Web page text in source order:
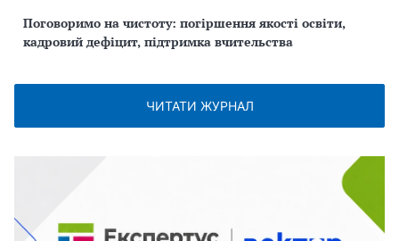
Поговоримо на чистоту: погіршення якості освіти,
кадровий дефіцит, підтримка вчительства
ЧИТАТИ ЖУРНАЛ